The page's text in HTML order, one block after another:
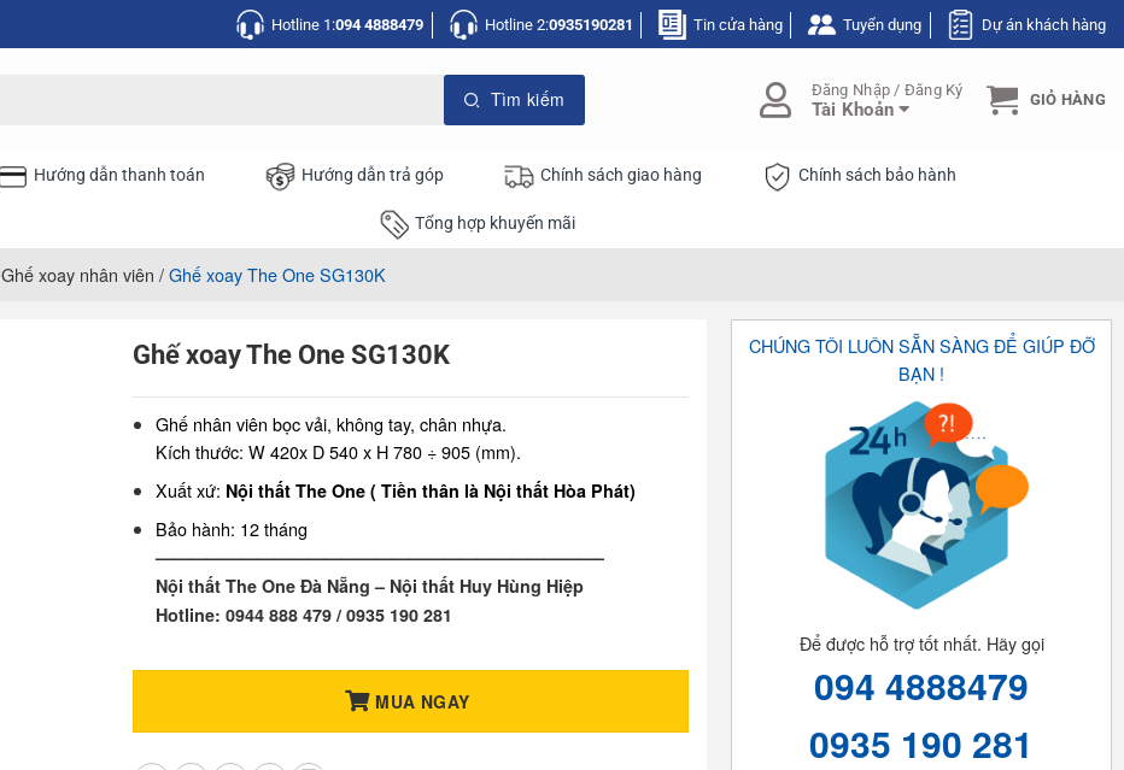
Hotline 1:094 4888479 Hotline 2:0935190281 Tin cửa hàng Tuyển dụng Dự án khách hàng
Đăng Nhập / Đăng Ký
Tài Khoản GIỎ HÀNG
Hướng dẫn thanh toán Hướng dẫn trả góp Chính sách giao hàng Chính sách bảo hành
Tổng hợp khuyến mãi
Ghế xoay nhân viên /Ghế xoay The One SG130K
Ghế xoay The One SG130K
Ghế nhân viên bọc vải, không tay, chân nhựa.
Kích thước: W 420x D 540 x H 780 ÷ 905 (mm).
Xuất xứ: Nội thất The One ( Tiền thân là Nội thất Hòa Phát)
Bảo hành: 12 tháng
——————————————————————————–
Nội thất The One Đà Nẵng – Nội thất Huy Hùng Hiệp
Hotline: 0944 888 479 / 0935 190 281
MUA NGAY
CHÚNG TÔI LUÔN SẴN SÀNG ĐỂ GIÚP ĐỠ
BẠN !
Để được hỗ trợ tốt nhất. Hãy gọi
094 4888479
0935 190 281